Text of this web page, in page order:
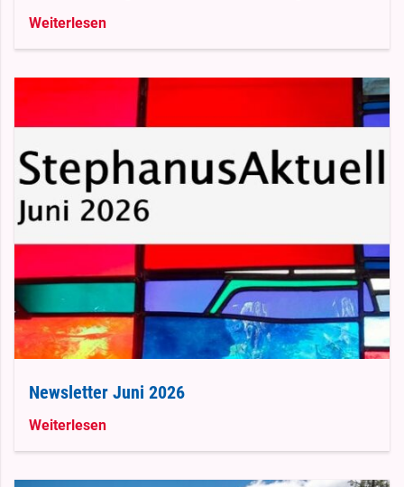
Weiterlesen
Newsletter Juni 2026
Weiterlesen